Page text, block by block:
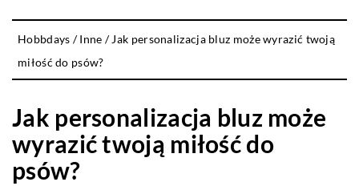
Hobbdays /Inne / Jak personalizacja bluz może wyrazić twoją
miłość do psów?
Jak personalizacja bluz może
wyrazić twoją miłość do
psów?